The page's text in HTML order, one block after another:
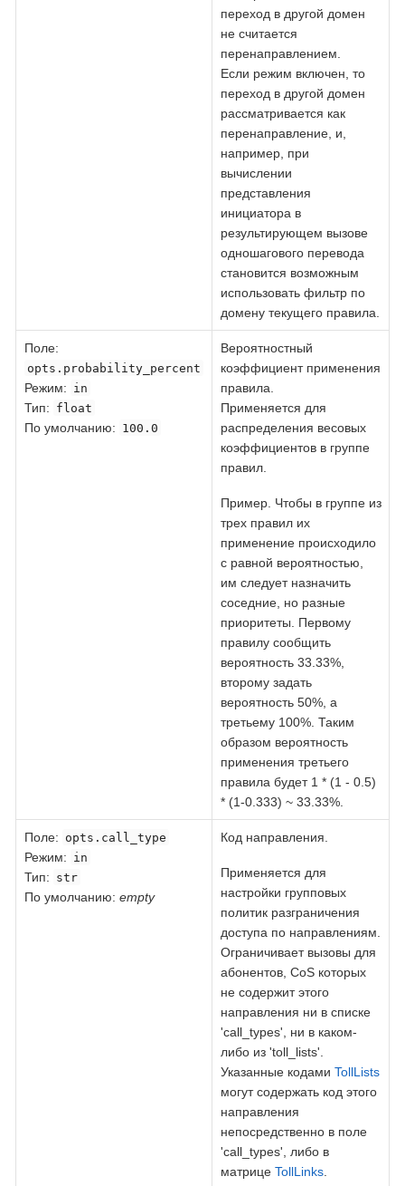
переход в другой домен
не считается
перенаправлением.
Если режим включен, то
переход в другой домен
рассматривается как
перенаправление, и,
например, при
вычислении
представления
инициатора в
результирующем вызове
одношагового перевода
становится возможным
использовать фильтр по
домену текущего правила.
Поле:
opts.probability_percent
Режим: in
Тип: float
По умолчанию: 100.0
Вероятностный
коэффициент применения
правила.
Применяется для
распределения весовых
коэффициентов в группе
правил.
Пример. Чтобы в группе из
трех правил их
применение происходило
с равной вероятностью,
им следует назначить
соседние, но разные
приоритеты. Первому
правилу сообщить
вероятность 33.33%,
второму задать
вероятность 50%, а
третьему 100%. Таким
образом вероятность
применения третьего
правила будет 1 * (1 - 0.5)
* (1-0.333) ~ 33.33%.
Поле: opts.call_type
Режим: in
Тип: str
По умолчанию: empty
Код направления.
Применяется для
настройки групповых
политик разграничения
доступа по направлениям.
Ограничивает вызовы для
абонентов, CoS которых
не содержит этого
направления ни в списке
'call_types', ни в каком-
либо из 'toll_lists'.
Указанные кодами TollLists
могут содержать код этого
направления
непосредственно в поле
'call_types', либо в
матрице TollLinks.